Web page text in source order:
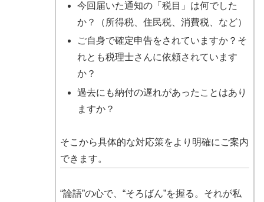
今回届いた通知の「税目」は何でした
か？（所得税、住民税、消費税、など）
ご自身で確定申告をされていますか？そ
れとも税理士さんに依頼されています
か？
過去にも納付の遅れがあったことはあり
ますか？
そこから具体的な対応策をより明確にご案内
できます。
“論語”の心で、“そろばん”を握る。それが私